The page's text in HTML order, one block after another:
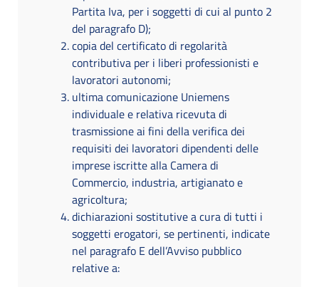
Partita Iva, per i soggetti di cui al punto 2
del paragrafo D);
copia del certificato di regolarità
contributiva per i liberi professionisti e
lavoratori autonomi;
ultima comunicazione Uniemens
individuale e relativa ricevuta di
trasmissione ai fini della verifica dei
requisiti dei lavoratori dipendenti delle
imprese iscritte alla Camera di
Commercio, industria, artigianato e
agricoltura;
dichiarazioni sostitutive a cura di tutti i
soggetti erogatori, se pertinenti, indicate
nel paragrafo E dell’Avviso pubblico
relative a: